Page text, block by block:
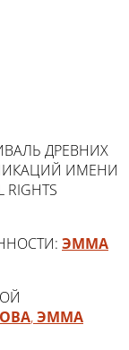
ДРЕВНИХ
ИМЕНИ
RIGHTS
ЭММА
,ЭММА